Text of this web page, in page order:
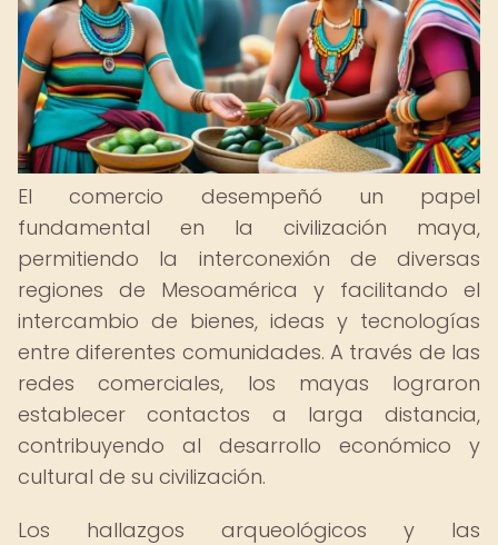
El comercio desempeñó un papel
fundamental en la civilización maya,
permitiendo la interconexión de diversas
regiones de Mesoamérica y facilitando el
intercambio de bienes, ideas y tecnologías
entre diferentes comunidades. A través de las
redes comerciales, los mayas lograron
establecer contactos a larga distancia,
contribuyendo al desarrollo económico y
cultural de su civilización.
Los hallazgos arqueológicos y las